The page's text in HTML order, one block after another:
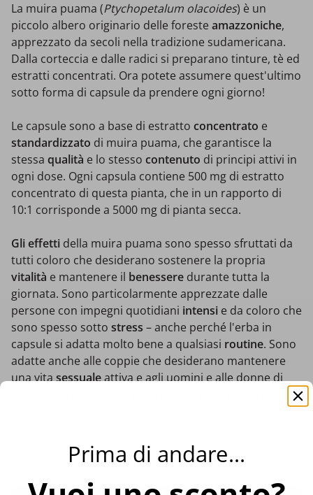
La muira puama (Ptychopetalum olacoides) è un
piccolo albero originario delle foreste amazzoniche,
apprezzato da secoli nella tradizione sudamericana.
Dalla corteccia e dalle radici si preparano tinture, tè ed
estratti concentrati. Ora potete assumere quest'ultimo
sotto forma di capsule da prendere ogni giorno!
Le capsule sono a base di estratto concentrato e
standardizzato di muira puama, che garantisce la
stessa qualità e lo stesso contenuto di principi attivi in
ogni dose. Ogni capsula contiene 500 mg di estratto
concentrato di questa pianta, che in un rapporto di
10:1 corrisponde a 5000 mg di pianta secca.
Gli effetti della muira puama sono spesso sfruttati da
tutti coloro che desiderano sostenere la propria
vitalità e mantenere il benessere durante tutta la
giornata. Sono particolarmente apprezzate dalle
persone con impegni quotidiani intensi e da coloro che
sono spesso sotto stress – anche perché l'erba in
capsule si adatta molto bene a qualsiasi routine. Sono
adatte anche alle coppie che desiderano mantenere
una vitasessualeattiva e agli uomini e alle donne di
Prima di andare...